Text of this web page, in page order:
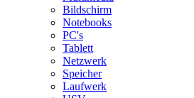
Bildschirm
Notebooks
PC's
Tablett
Netzwerk
Speicher
Laufwerk